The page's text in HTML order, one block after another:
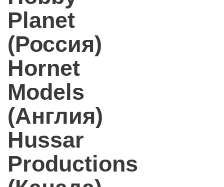
Planet
(Россия)
Hornet
Models
(Англия)
Hussar
Productions